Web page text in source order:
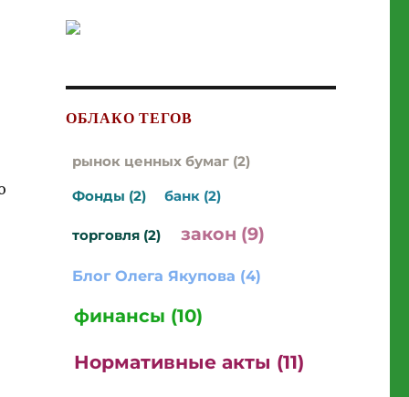
ОБЛАКО ТЕГОВ
рынок ценных бумаг (2)
Фонды (2) банк (2)
торговля (2) закон (9)
Блог Олега Якупова (4)
финансы (10)
Нормативные акты (11)